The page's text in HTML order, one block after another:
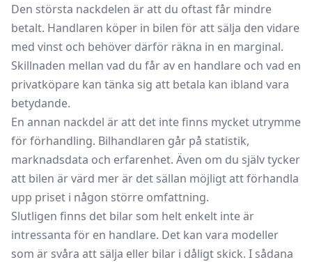
Den största nackdelen är att du oftast får mindre
betalt. Handlaren köper in bilen för att sälja den vidare
med vinst och behöver därför räkna in en marginal.
Skillnaden mellan vad du får av en handlare och vad en
privatköpare kan tänka sig att betala kan ibland vara
betydande.
En annan nackdel är att det inte finns mycket utrymme
för förhandling. Bilhandlaren går på statistik,
marknadsdata och erfarenhet. Även om du själv tycker
att bilen är värd mer är det sällan möjligt att förhandla
upp priset i någon större omfattning.
Slutligen finns det bilar som helt enkelt inte är
intressanta för en handlare. Det kan vara modeller
som är svåra att sälja eller bilar i dåligt skick. I sådana